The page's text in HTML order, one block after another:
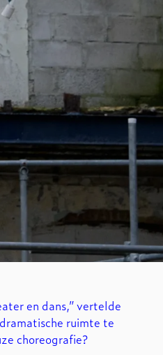
en dans,” vertelde
ruimte te
choreografie?
Inzoomen